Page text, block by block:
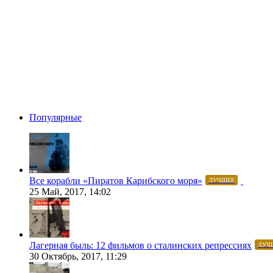
Популярные
Все корабли «Пиратов Карибского моря» ЛУЧШЕЕ
25 Май, 2017, 14:02
Лагерная быль: 12 фильмов о сталинских репрессиях
30 Октябрь, 2017, 11:29